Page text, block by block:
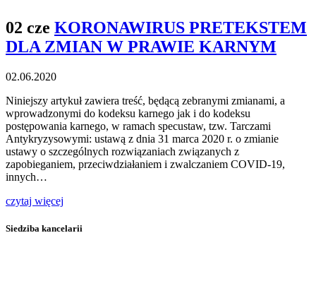
02 cze KORONAWIRUS PRETEKSTEM
DLA ZMIAN W PRAWIE KARNYM
02.06.2020
Niniejszy artykuł zawiera treść, będącą zebranymi zmianami, a
wprowadzonymi do kodeksu karnego jak i do kodeksu
postępowania karnego, w ramach specustaw, tzw. Tarczami
Antykryzysowymi: ustawą z dnia 31 marca 2020 r. o zmianie
ustawy o szczególnych rozwiązaniach związanych z
zapobieganiem, przeciwdziałaniem i zwalczaniem COVID-19,
innych…
czytaj więcej
Siedziba kancelarii